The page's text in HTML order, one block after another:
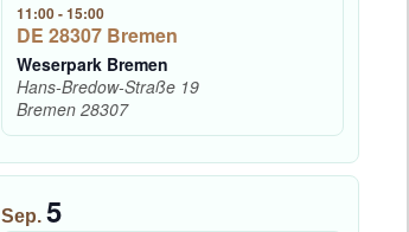
11:00-15:00
DE 28307 Bremen
Weserpark Bremen
Hans-Bredow-Straße 19
Bremen 28307
Sep. 5